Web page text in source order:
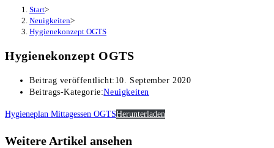
Start>
Neuigkeiten>
Hygienekonzept OGTS
Hygienekonzept OGTS
Beitrag veröffentlicht: 10. September 2020
Beitrags-Kategorie:Neuigkeiten
Hygieneplan Mittagessen OGTSHerunterladen
Weitere Artikel ansehen